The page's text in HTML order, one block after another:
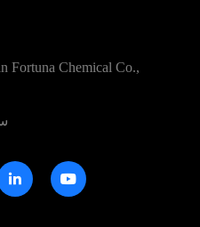
Fortuna Chemical Co.,
 